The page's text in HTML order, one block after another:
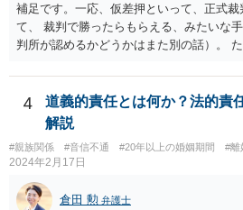
補足です。一応、仮差押といって、正式
て、 裁判で勝ったらもらえる、みたいな
判所が認めるかどうかはまた別の話）。
のであれば、 面談相談に行って詳しく話
4
道義的責任とは何か？法的責
解説
#親族関係 #音信不通 #20年以上の婚姻期間 #離
2024年2月17日
倉田 勲 弁護士